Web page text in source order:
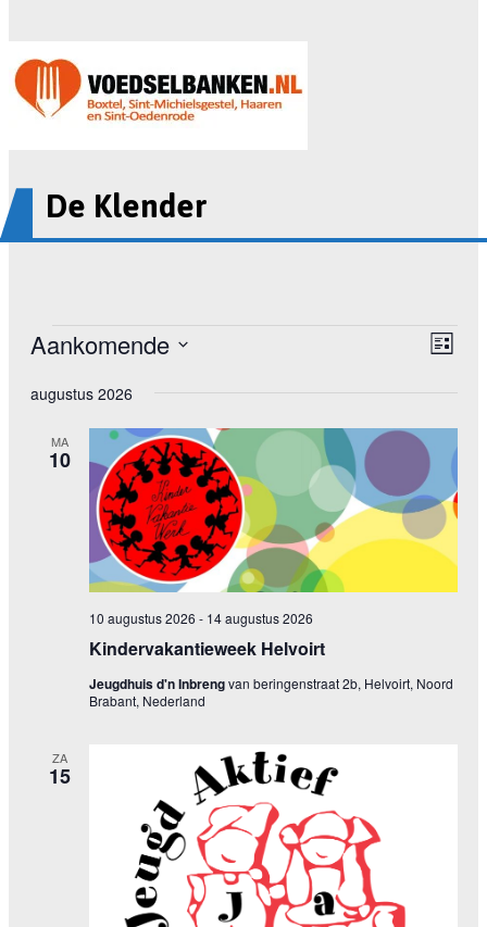
De Klender